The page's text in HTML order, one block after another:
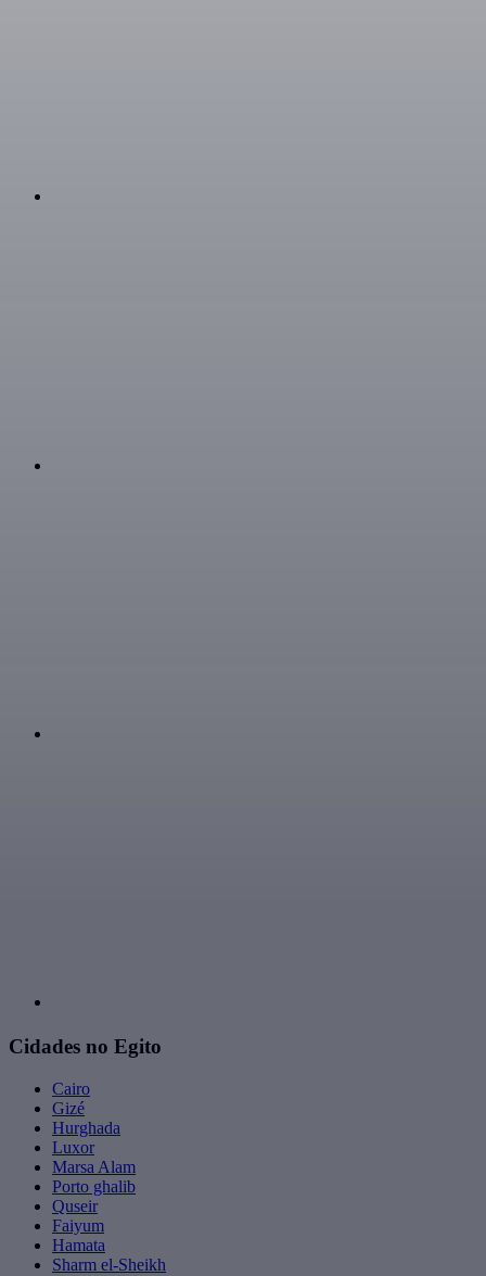
Cidades no Egito
Cairo
Gizé
Hurghada
Luxor
Marsa Alam
Porto ghalib
Quseir
Faiyum
Hamata
Sharm el-Sheikh